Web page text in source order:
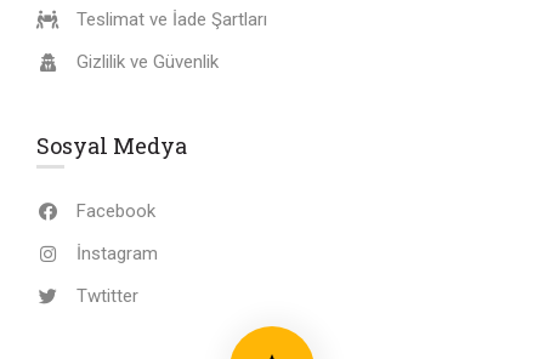
Teslimat ve İade Şartları
Gizlilik ve Güvenlik
Sosyal Medya
Facebook
İnstagram
Twtitter